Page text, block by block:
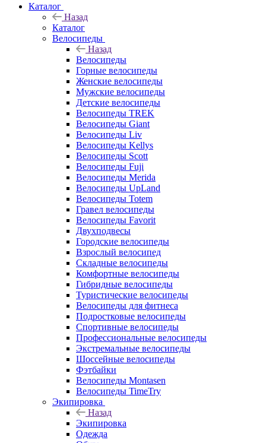
Каталог
Назад
Каталог
Велосипеды
Назад
Велосипеды
Горные велосипеды
Женские велосипеды
Мужские велосипеды
Детские велосипеды
Велосипеды TREK
Велосипеды Giant
Велосипеды Liv
Велосипеды Kellys
Велосипеды Scott
Велосипеды Fuji
Велосипеды Merida
Велосипеды UpLand
Велосипеды Totem
Гравел велосипеды
Велосипеды Favorit
Двухподвесы
Городские велосипеды
Взрослый велосипед
Складные велосипеды
Комфортные велосипеды
Гибридные велосипеды
Туристические велосипеды
Велосипеды для фитнеса
Подростковые велосипеды
Спортивные велосипеды
Профессиональные велосипеды
Экстремальные велосипеды
Шоссейные велосипеды
Фэтбайки
Велосипеды Montasen
Велосипеды TimeTry
Экипировка
Назад
Экипировка
Одежда